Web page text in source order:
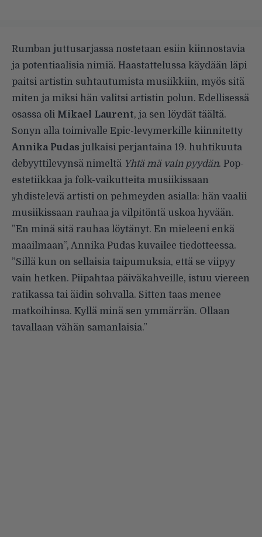
Rumban juttusarjassa nostetaan esiin kiinnostavia
ja potentiaalisia nimiä. Haastattelussa käydään läpi
paitsi artistin suhtautumista musiikkiin, myös sitä
miten ja miksi hän valitsi artistin polun. Edellisessä
osassa oli Mikael Laurent, ja sen löydät täältä.
Sonyn alla toimivalle Epic-levymerkille kiinnitetty
Annika Pudas julkaisi perjantaina 19. huhtikuuta
debyyttilevynsä nimeltä Yhtä mä vain pyydän. Pop-
estetiikkaa ja folk-vaikutteita musiikissaan
yhdistelevä artisti on pehmeyden asialla: hän vaalii
musiikissaan rauhaa ja vilpitöntä uskoa hyvään.
”En minä sitä rauhaa löytänyt. En mieleeni enkä
maailmaan”, Annika Pudas kuvailee tiedotteessa.
”Sillä kun on sellaisia taipumuksia, että se viipyy
vain hetken. Piipahtaa päiväkahveille, istuu viereen
ratikassa tai äidin sohvalla. Sitten taas menee
matkoihinsa. Kyllä minä sen ymmärrän. Ollaan
tavallaan vähän samanlaisia.”